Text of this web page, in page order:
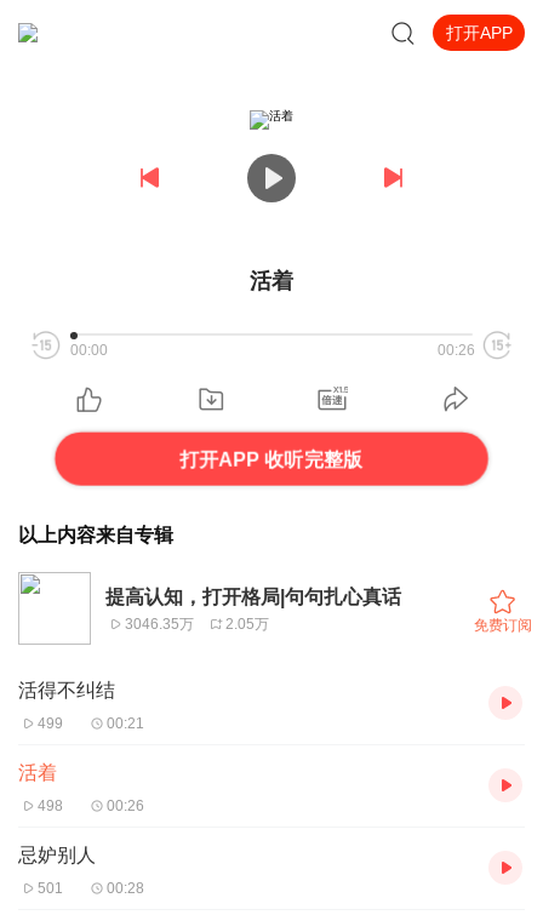
打开APP
活着
00:00 00:26
打开APP 收听完整版
以上内容来自专辑
提高认知，打开格局|句句扎心真话
3046.35万 2.05万 免费订阅
活得不纠结
499 00:21
活着
498 00:26
忌妒别人
501 00:28